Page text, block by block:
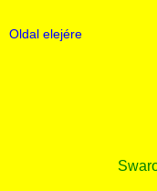
Oldal elejére